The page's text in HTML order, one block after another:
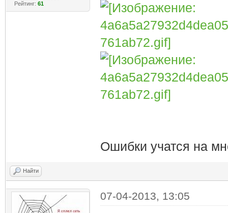
Рейтинг: 61
Ошибки учатся на
Найти
07-04-2013, 13:05